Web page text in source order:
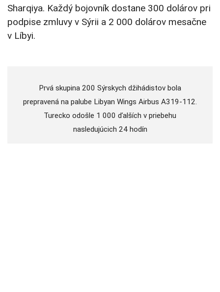
Sharqiya. Každý bojovník dostane 300 dolárov pri
podpise zmluvy v Sýrii a 2 000 dolárov mesačne
v Líbyi.
Prvá skupina 200 Sýrskych džihádistov bola
prepravená na palube Libyan Wings Airbus A319-112.
Turecko odošle 1 000 ďalších v priebehu
nasledujúcich 24 hodín